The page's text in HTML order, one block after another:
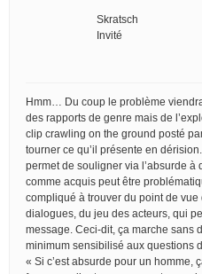
Skratsch
Invité
Hmm… Du coup le problème
des rapports de genre mais de
clip crawling on the ground posté
tourner ce qu’il présente en
permet de souligner via l’absurde à
comme acquis peut être
compliqué à trouver du point de
dialogues, du jeu des acteurs, qui
message. Ceci-dit, ça marche sans
minimum sensibilisé aux questions
« Si c’est absurde pour un homme,